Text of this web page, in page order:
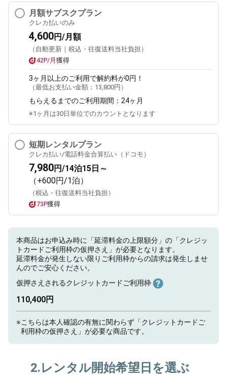
月額サブスクプラン
クレカ払いのみ
4,600円/月額
（自動更新｜税込・往復送料当社負担）
42P/月 獲得
3ヶ月 以上のご利用で解約料が0円！
（最低お支払い金額： 13,800円 ）
もらえるまでのご利用期間： 24ヶ月
※1ヶ月は30日単位でのカウントとなります
短期レンタルプラン
クレカ払い/電話料金合算払い（ドコモ）
7,980円/14泊15日～
（+600円/1泊）
（税込・往復送料当社負担）
73P獲得
本商品はお申込み時に「延滞料金の上限額分」の「クレジッ
トカードご利用枠の仮押さえ」が必要となります。
延滞料金が発生しない限りご利用枠からの請求は発生しませ
んのでご安心ください。
仮押さえされるクレジットカードご利用枠
110,400円
※こちらは本人確認の有無に関わらず「クレジットカードご
利用枠の仮押さえ」が必要な商品です。
2.レンタル開始希望日を選ぶ